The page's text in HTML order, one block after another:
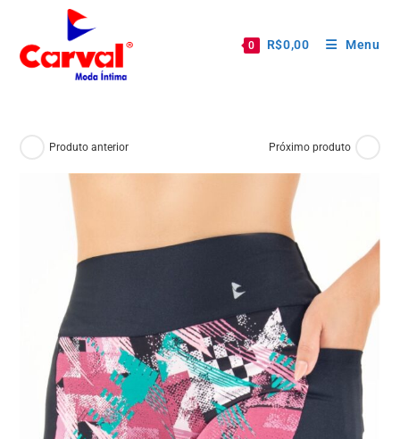
0 R$0,00 Menu
Produto anterior Próximo produto